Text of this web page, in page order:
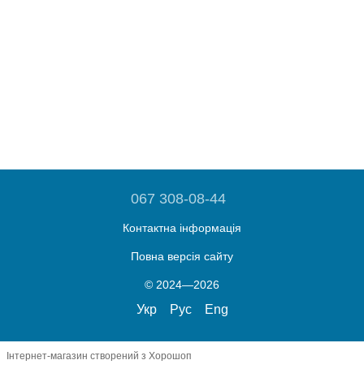
067 308-08-44
Контактна інформація
Повна версія сайту
© 2024—2026
Укр Рус Eng
Інтернет-магазин створений з Хорошоп